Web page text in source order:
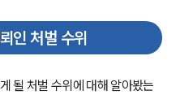
인 처벌 수위
될 처벌 수위에 대해 알아봤는